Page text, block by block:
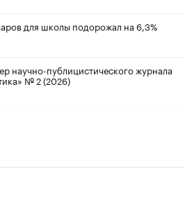
для школы подорожал на 6,3%
научно-публицистического журнала
№ 2 (2026)